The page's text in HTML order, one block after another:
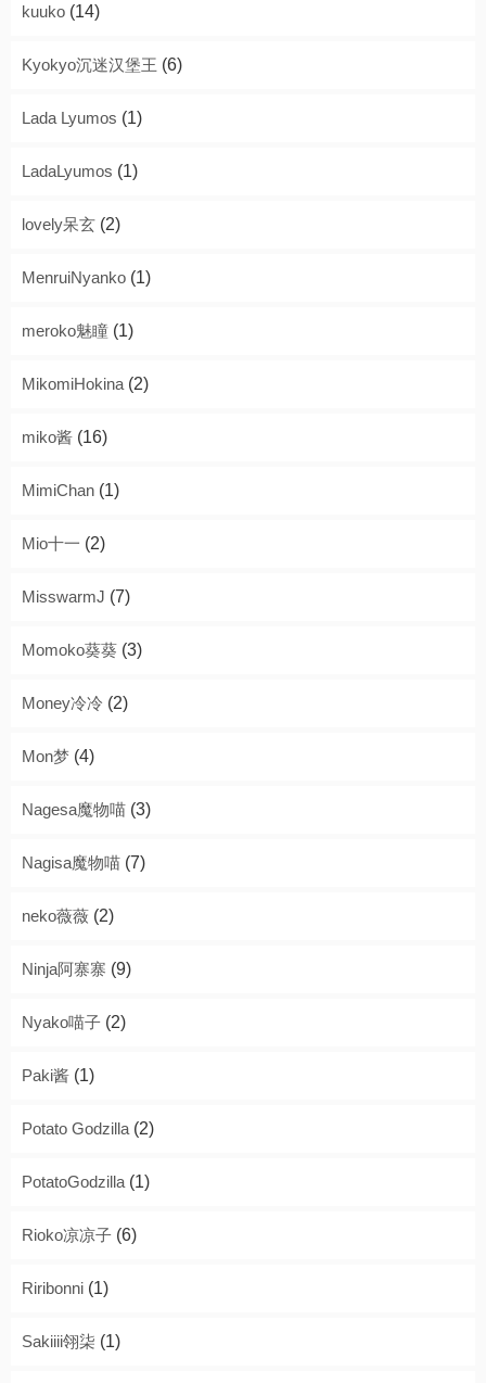
kuuko (14)
Kyokyo沉迷汉堡王 (6)
Lada Lyumos (1)
LadaLyumos (1)
lovely呆玄 (2)
MenruiNyanko (1)
meroko魅瞳 (1)
MikomiHokina (2)
miko酱 (16)
MimiChan (1)
Mio十一 (2)
MisswarmJ (7)
Momoko葵葵 (3)
Money冷冷 (2)
Mon梦 (4)
Nagesa魔物喵 (3)
Nagisa魔物喵 (7)
neko薇薇 (2)
Ninja阿寨寨 (9)
Nyako喵子 (2)
Paki酱 (1)
Potato Godzilla (2)
PotatoGodzilla (1)
Rioko凉凉子 (6)
Riribonni (1)
Sakiiii翎柒 (1)